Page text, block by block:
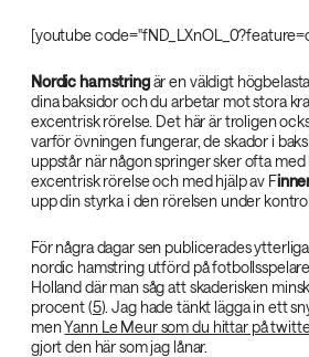
[youtube
Nordic hamstring‌är en väldigt
dina baksidor och du arbetar mot stora
excentrisk rörelse. Det här är troligen
varför övningen fungerar, de skador i
uppstår när någon springer sker ofta
excentrisk rörelse och med hjälp av F
upp din styrka i den rörelsen under
För några dagar sen publicerades
nordic hamstring utförd på
Holland där man såg att skaderisken
procent (5). Jag hade tänkt lägga in ett
menYann Le Meur som du hittar på
gjort den här som jag lånar.